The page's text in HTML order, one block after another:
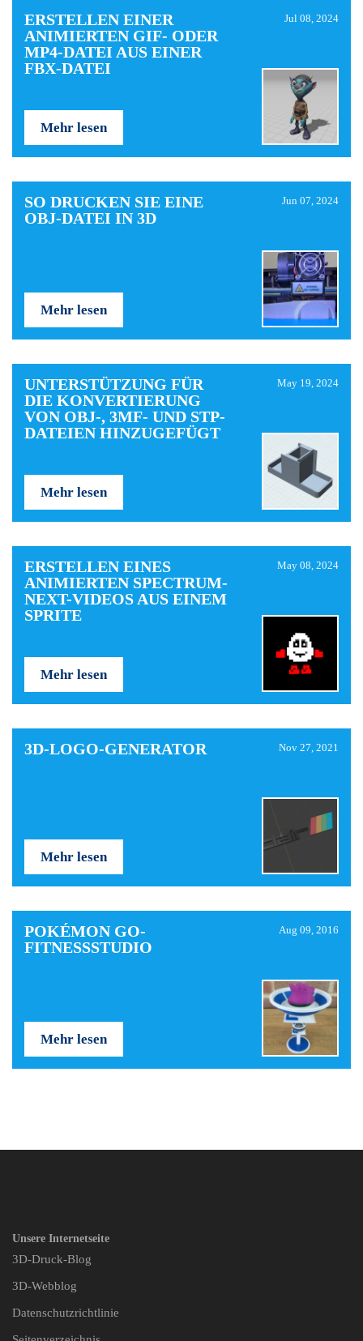
ERSTELLEN EINER
ANIMIERTEN GIF- ODER
MP4-DATEI AUS EINER
FBX-DATEI
Jul 08, 2024
Mehr lesen
SO DRUCKEN SIE EINE
OBJ-DATEI IN 3D
Jun 07, 2024
Mehr lesen
UNTERSTÜTZUNG FÜR
DIE KONVERTIERUNG
VON OBJ-, 3MF- UND STP-
DATEIEN HINZUGEFÜGT
May 19, 2024
Mehr lesen
ERSTELLEN EINES
ANIMIERTEN SPECTRUM-
NEXT-VIDEOS AUS EINEM
SPRITE
May 08, 2024
Mehr lesen
3D-LOGO-GENERATOR Nov 27, 2021
Mehr lesen
POKÉMON GO-
FITNESSSTUDIO
Aug 09, 2016
Mehr lesen
Unsere Internetseite
3D-Druck-Blog
3D-Webblog
Datenschutzrichtlinie